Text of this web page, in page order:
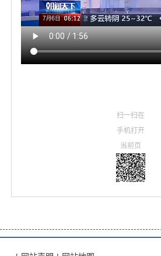
扫一扫在
手机打开
当前页